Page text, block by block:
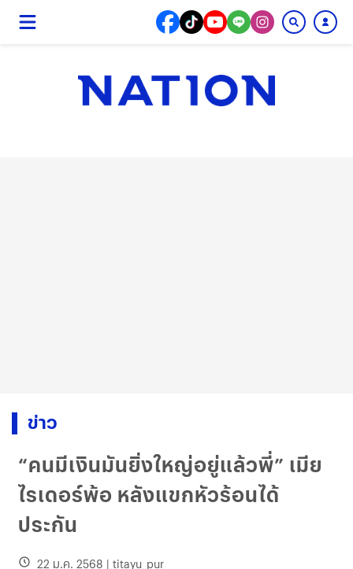
ข่าว
“คนมีเงินมันยิ่งใหญ่อยู่แล้วพี่” เมีย
ไรเดอร์พ้อ หลังแขกหัวร้อนได้
ประกัน
22 ม.ค. 2568 | titayu_pur